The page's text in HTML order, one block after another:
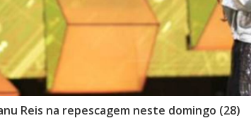
Reis na repescagem neste domingo (28)